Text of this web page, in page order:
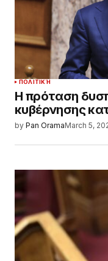
ΠΟΛΙΤΙΚΉ
Η πρόταση
κυβέρνησης
by Pan OramaMarch 5,